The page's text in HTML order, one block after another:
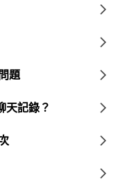
題
天記錄？